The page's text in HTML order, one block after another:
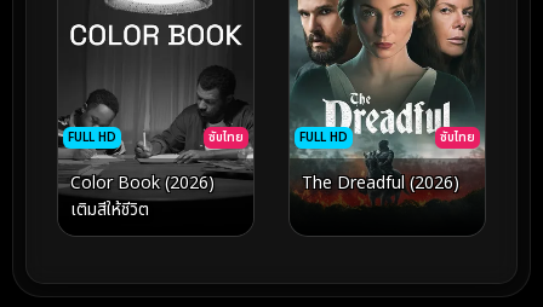
FULL HD ซับไทย
Color Book (2026)
เติมสีให้ชีวิต
FULL HD ซับไทย
The Dreadful (2026)